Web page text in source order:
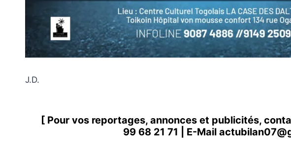
J.D.
[ Pour vos reportages, annonces et publicités,
99 68 21 71 | E-Mail